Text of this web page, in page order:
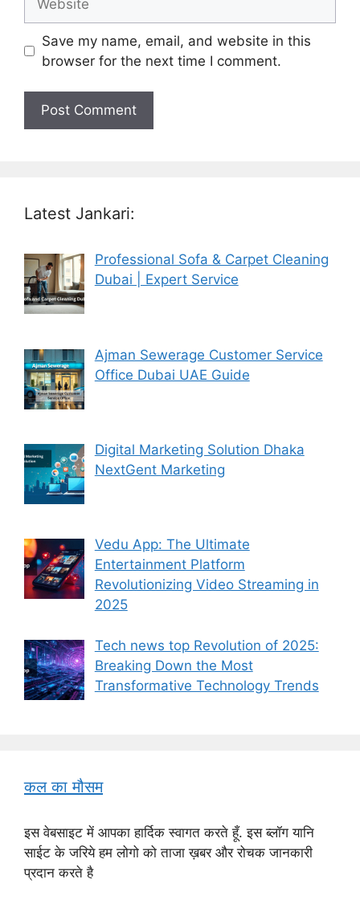
Save my name, email, and website in this
browser for the next time I comment.
Latest Jankari:
Professional Sofa & Carpet Cleaning
Dubai | Expert Service
Ajman Sewerage Customer Service
Office Dubai UAE Guide
Digital Marketing Solution Dhaka
NextGent Marketing
Vedu App: The Ultimate
Entertainment Platform
Revolutionizing Video Streaming in
2025
Tech news top Revolution of 2025:
Breaking Down the Most
Transformative Technology Trends
कल का मौसम
इस वेबसाइट में आपका हार्दिक स्वागत करते हूँ. इस ब्लॉग यानि
साईट के जरिये हम लोगो को ताजा ख़बर और रोचक जानकारी
प्रदान करते है